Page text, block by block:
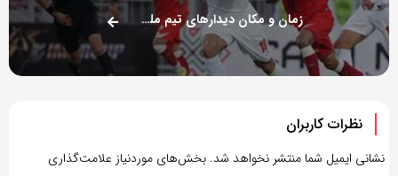
زمان و مکان دیدارهای تیم ملی اعلام شد
نظرات کاربران
نشانی ایمیل شما منتشر نخواهد شد. بخش‌های موردنیاز علامت‌گذاری